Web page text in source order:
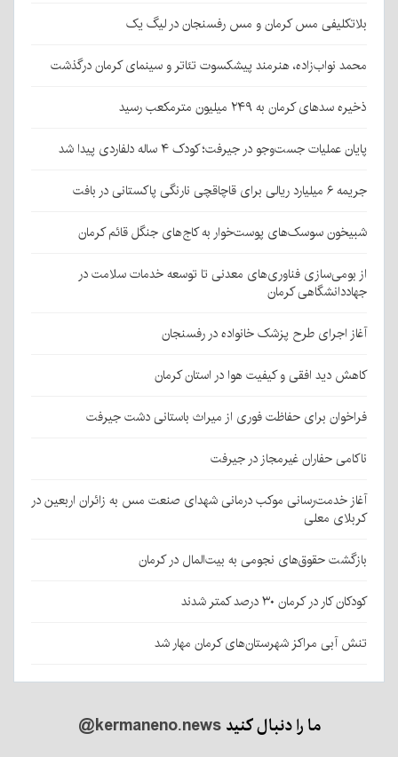
بلاتکلیفی مس کرمان و مس رفسنجان در لیگ یک
محمد نواب‌زاده، هنرمند پیشکسوت تئاتر و سینمای کرمان درگذشت
ذخیره سدهای کرمان به ۲۴۹ میلیون مترمکعب رسید
پایان عملیات جست‌وجو در جیرفت؛ کودک ۴ ساله دلفاردی پیدا شد
جریمه ۶ میلیارد ریالی برای قاچاقچی نارنگی پاکستانی در بافت
شبیخون سوسک‌های پوست‌خوار به کاج‌های جنگل قائم کرمان
از بومی‌سازی فناوری‌های معدنی تا توسعه خدمات سلامت در
جهاددانشگاهی کرمان
آغاز اجرای طرح پزشک خانواده در رفسنجان
کاهش دید افقی و کیفیت هوا در استان کرمان
فراخوان برای حفاظت فوری از میراث باستانی دشت جیرفت
ناکامی حفاران غیرمجاز در جیرفت
آغاز خدمت‌رسانی موکب درمانی شهدای صنعت مس به زائران اربعین در
کربلای معلی
بازگشت حقوق‌های نجومی به بیت‌المال در کرمان
کودکان کار در کرمان ۳۰ درصد کمتر شدند
تنش آبی مراکز شهرستان‌های کرمان مهار شد
ما را دنبال کنید@kermaneno.news